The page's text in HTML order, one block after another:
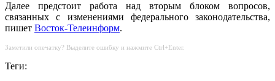
Далее предстоит работа над вторым блоком вопросов,
связанных с изменениями федерального законодательства,
пишет Восток-Телеинформ.
Заметили опечатку? Выделите ошибку и нажмите Ctrl+Enter.
Теги: